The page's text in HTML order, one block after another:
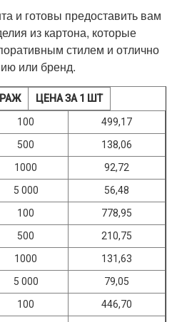
и готовы предоставить вам
из картона, которые
стилем и отлично
или бренд.
ЦЕНА ЗА 1 ШТ
100
499,17
500
138,06
1000
92,72
5 000
56,48
100
778,95
500
210,75
1000
131,63
5 000
79,05
100
446,70